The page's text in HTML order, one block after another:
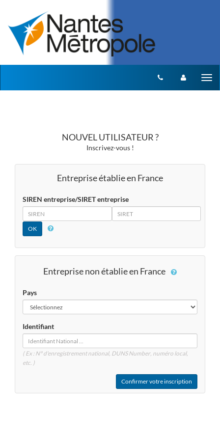
NOUVEL UTILISATEUR ?
Inscrivez-vous !
Entreprise établie en France
SIREN entreprise/SIRET entreprise
SIREN
SIRET
Entreprise non établie en France
Pays
Identifiant
( Ex : N° d'enregistrement national, DUNSNumber, numéro local,
etc. )